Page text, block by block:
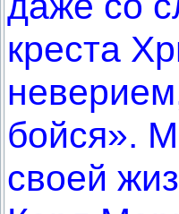
креста
бойся».
своей